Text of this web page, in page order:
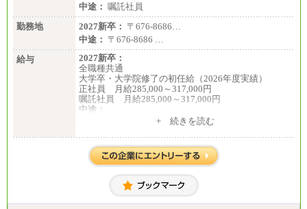
中途： 嘱託社員
勤務地
2027新卒： 〒676-8686…
中途： 〒676-8686 …
給与
2027新卒：
全職種共通
大学卒・大学院修了の初任給（2026年度実績）
正社員 月給285,000～317,000円
嘱託社員 月給285,000～317,000円
中途：
（経験・能力等を踏まえて、当社規定により支給し
ます）
+ 続きを読む